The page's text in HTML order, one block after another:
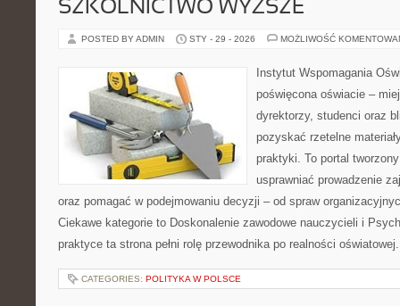
SZKOLNICTWO WYŻSZE
POSTED BY ADMIN STY - 29 - 2026 MOŻLIWOŚĆ
Instytut Wspomagania
poświęcona oświacie –
dyrektorzy, studenci oraz
pozyskać rzetelne
praktyki. To portal
usprawniać prowadzenie
oraz pomagać w podejmowaniu decyzji – od spraw
Ciekawe kategorie to Doskonalenie zawodowe nauczycieli i
praktyce ta strona pełni rolę przewodnika po realności
CATEGORIES: POLITYKA W POLSCE